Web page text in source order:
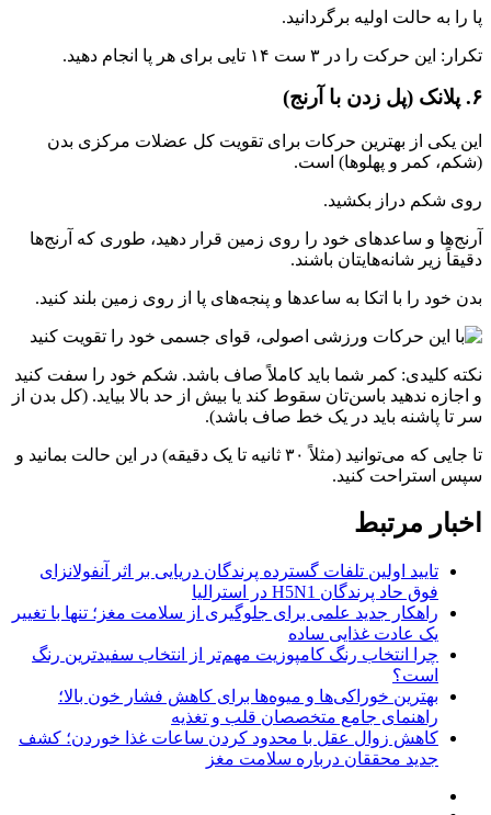
پا را به حالت اولیه برگردانید.
تکرار: این حرکت را در ۳ ست ۱۴ تایی برای هر پا انجام دهید.
۶. پلانک (پل زدن با آرنج)
این یکی از بهترین حرکات برای تقویت کل عضلات مرکزی بدن
(شکم، کمر و پهلوها) است.
روی شکم دراز بکشید.
آرنج‌ها و ساعدهای خود را روی زمین قرار دهید، طوری که آرنج‌ها
دقیقاً زیر شانه‌هایتان باشند.
بدن خود را با اتکا به ساعدها و پنجه‌های پا از روی زمین بلند کنید.
نکته کلیدی: کمر شما باید کاملاً صاف باشد. شکم خود را سفت کنید
و اجازه ندهید باسن‌تان سقوط کند یا بیش از حد بالا بیاید. (کل بدن از
سر تا پاشنه باید در یک خط صاف باشد).
تا جایی که می‌توانید (مثلاً ۳۰ ثانیه تا یک دقیقه) در این حالت بمانید و
سپس استراحت کنید.
اخبار مرتبط
تایید اولین تلفات گسترده پرندگان دریایی بر اثر آنفولانزای
فوق حاد پرندگان H5N1 در استرالیا
راهکار جدید علمی برای جلوگیری از سلامت مغز؛ تنها با تغییر
یک عادت غذایی ساده
چرا انتخاب رنگ کامپوزیت مهم‌تر از انتخاب سفیدترین رنگ
است؟
بهترین خوراکی‌ها و میوه‌ها برای کاهش فشار خون بالا؛
راهنمای جامع متخصصان قلب و تغذیه
کاهش زوال عقل با محدود کردن ساعات غذا خوردن؛ کشف
جدید محققان درباره سلامت مغز